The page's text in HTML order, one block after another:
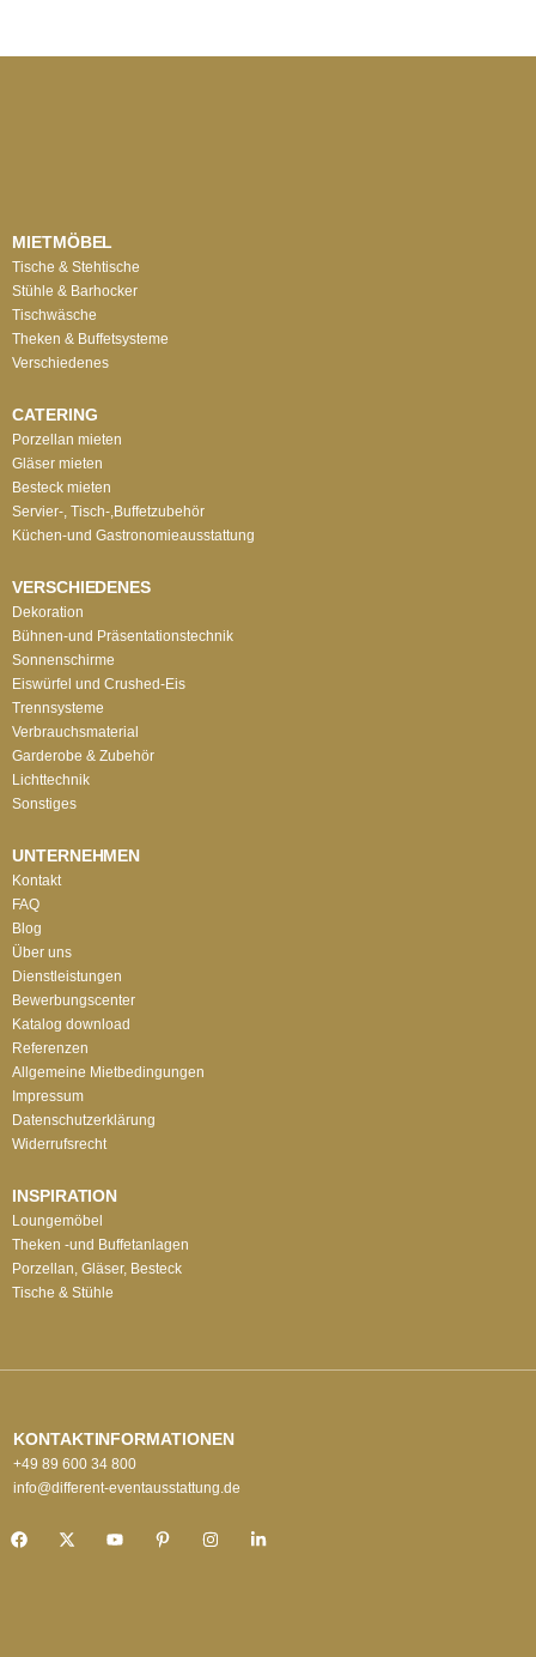
MIETMÖBEL
Tische & Stehtische
Stühle & Barhocker
Tischwäsche
Theken & Buffetsysteme
Verschiedenes
CATERING
Porzellan mieten
Gläser mieten
Besteck mieten
Servier-, Tisch-,Buffetzubehör
Küchen-und Gastronomieausstattung
VERSCHIEDENES
Dekoration
Bühnen-und Präsentationstechnik
Sonnenschirme
Eiswürfel und Crushed-Eis
Trennsysteme
Verbrauchsmaterial
Garderobe & Zubehör
Lichttechnik
Sonstiges
UNTERNEHMEN
Kontakt
FAQ
Blog
Über uns
Dienstleistungen
Bewerbungscenter
Katalog download
Referenzen
Allgemeine Mietbedingungen
Impressum
Datenschutzerklärung
Widerrufsrecht
INSPIRATION
Loungemöbel
Theken -und Buffetanlagen
Porzellan, Gläser, Besteck
Tische & Stühle
KONTAKTINFORMATIONEN
+49 89 600 34 800
info@different-eventausstattung.de